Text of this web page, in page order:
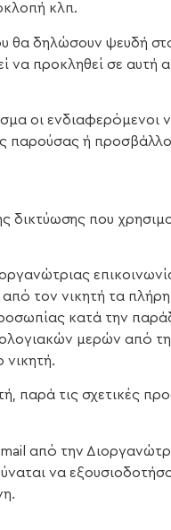
κλπ.
θα δηλώσουν ψευδή
να προκληθεί σε αυτή
οι ενδιαφερόμενοι
παρούσας ή
δικτύωσης που
τον νικητή τα πλήρη
κατά την
μερών από
παρά τις σχετικές
από την
να